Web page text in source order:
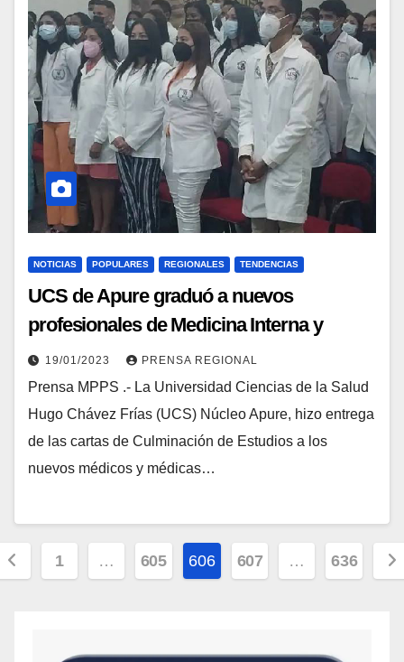
NOTICIAS POPULARES REGIONALES TENDENCIAS
UCS de Apure graduó a nuevos
profesionales de Medicina Interna y
Odontología
19/01/2023 PRENSA REGIONAL
Prensa MPPS .- La Universidad Ciencias de la Salud
Hugo Chávez Frías (UCS) Núcleo Apure, hizo entrega
de las cartas de Culminación de Estudios a los
nuevos médicos y médicas…
1 … 605 606 607 … 636